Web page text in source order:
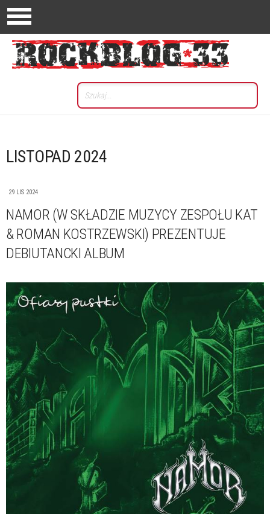
LISTOPAD 2024
29 LIS 2024
NAMOR (W SKŁADZIE MUZYCY ZESPOŁU KAT
& ROMAN KOSTRZEWSKI) PREZENTUJE
DEBIUTANCKI ALBUM